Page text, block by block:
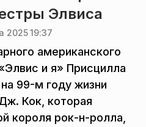
Элвиса
2025 19:37
американского
и я» Присцилла
99-м году жизни
Кок, которая
короля рок-н-ролла,